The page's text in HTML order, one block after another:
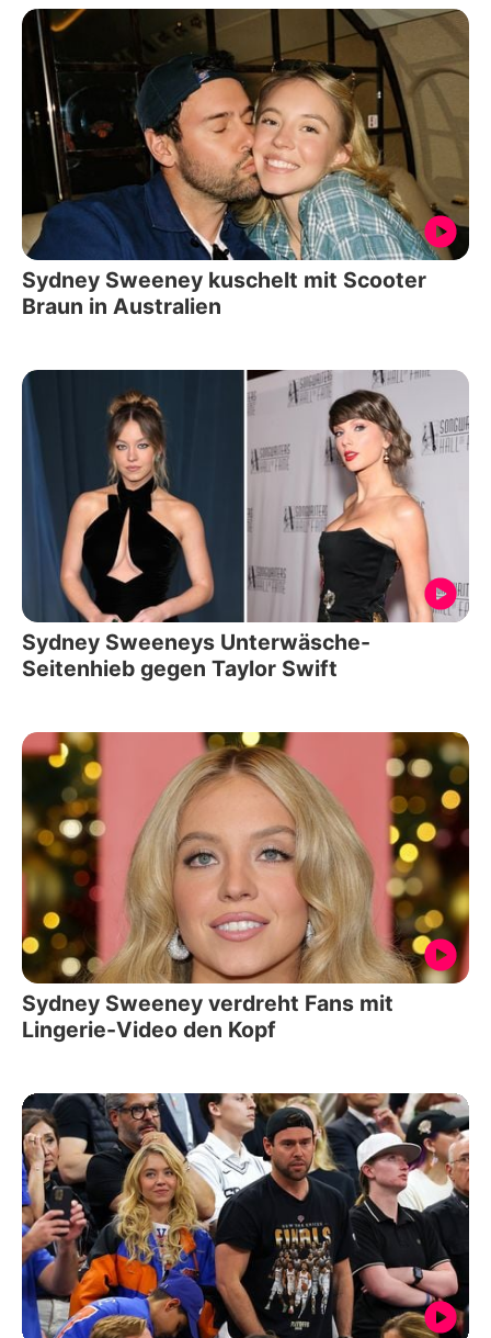
Sydney Sweeney kuschelt mit Scooter
Braun in Australien
Sydney Sweeneys Unterwäsche-
Seitenhieb gegen Taylor Swift
Sydney Sweeney verdreht Fans mit
Lingerie-Video den Kopf